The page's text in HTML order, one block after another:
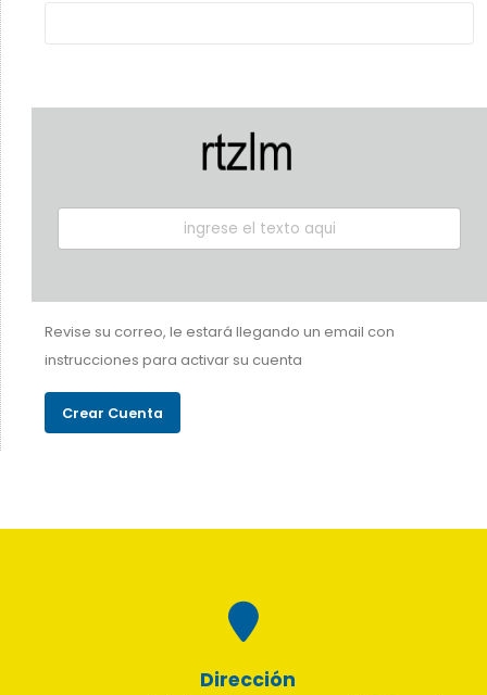
Revise su correo, le estará llegando un email con
instrucciones para activar su cuenta
Dirección